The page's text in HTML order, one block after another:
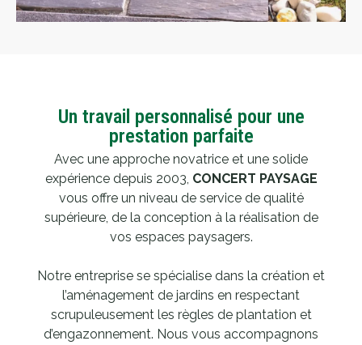
Un travail personnalisé pour une
prestation parfaite
Avec une approche novatrice et une solide
expérience depuis 2003, CONCERT PAYSAGE
vous offre un niveau de service de qualité
supérieure, de la conception à la réalisation de
vos espaces paysagers.
Notre entreprise se spécialise dans la création et
l’aménagement de jardins en respectant
scrupuleusement les règles de plantation et
d’engazonnement. Nous vous accompagnons